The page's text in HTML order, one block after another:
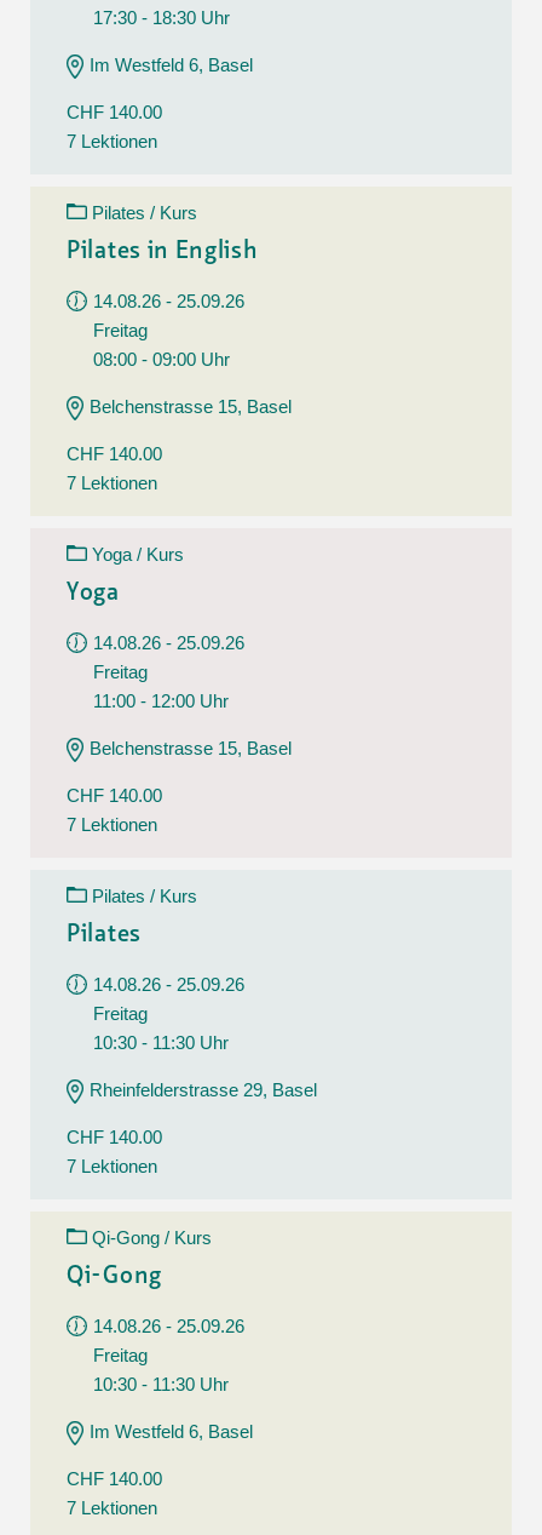
17:30 - 18:30 Uhr
Im Westfeld 6, Basel
CHF 140.00
7 Lektionen
Pilates / Kurs
Pilates in English
14.08.26 - 25.09.26
Freitag
08:00 - 09:00 Uhr
Belchenstrasse 15, Basel
CHF 140.00
7 Lektionen
Yoga / Kurs
Yoga
14.08.26 - 25.09.26
Freitag
11:00 - 12:00 Uhr
Belchenstrasse 15, Basel
CHF 140.00
7 Lektionen
Pilates / Kurs
Pilates
14.08.26 - 25.09.26
Freitag
10:30 - 11:30 Uhr
Rheinfelderstrasse 29, Basel
CHF 140.00
7 Lektionen
Qi-Gong / Kurs
Qi-Gong
14.08.26 - 25.09.26
Freitag
10:30 - 11:30 Uhr
Im Westfeld 6, Basel
CHF 140.00
7 Lektionen